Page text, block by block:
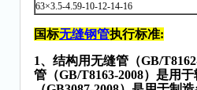
63×3.5-4.59-10-12-14-16
国标无缝钢管执行标准:
1、结构用无缝管（GB/
管（GB/T8163-2008）是